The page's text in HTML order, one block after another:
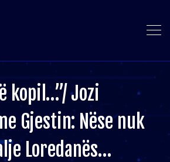
kopil…”/ Jozi
Gjestin: Nëse nuk
Loredanës…